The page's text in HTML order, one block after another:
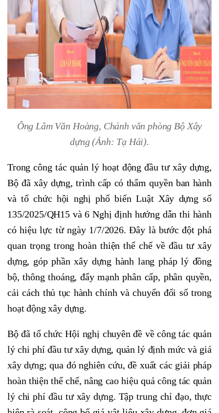
Ông Lâm Văn Hoàng, Chánh văn phòng Bộ Xây
dựng (Ảnh: Tạ Hải).
Trong công tác quản lý hoạt động đầu tư xây dựng,
Bộ đã xây dựng, trình cấp có thẩm quyền ban hành
và tổ chức hội nghị phổ biến Luật Xây dựng số
135/2025/QH15 và 6 Nghị định hướng dẫn thi hành
có hiệu lực từ ngày 1/7/2026. Đây là bước đột phá
quan trọng trong hoàn thiện thể chế về đầu tư xây
dựng, góp phần xây dựng hành lang pháp lý đồng
bộ, thông thoáng, đẩy mạnh phân cấp, phân quyền,
cải cách thủ tục hành chính và chuyển đổi số trong
hoạt động xây dựng.
Bộ đã tổ chức Hội nghị chuyên đề về công tác quản
lý chi phí đầu tư xây dựng, quản lý định mức và giá
xây dựng; qua đó nghiên cứu, đề xuất các giải pháp
hoàn thiện thể chế, nâng cao hiệu quả công tác quản
lý chi phí đầu tư xây dựng. Tập trung chỉ đạo, thực